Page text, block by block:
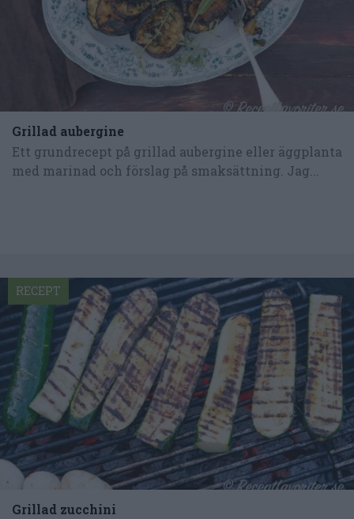
Grillad aubergine
Ett grundrecept på grillad aubergine eller äggplanta
med marinad och förslag på smaksättning. Jag...
Grillad zucchini
RECEPT